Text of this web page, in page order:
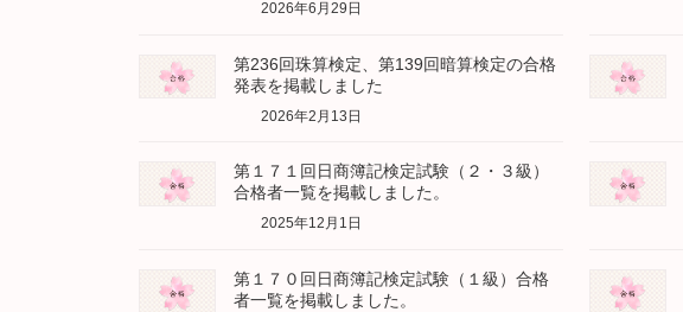
2026年6月29日
第236回珠算検定、第139回暗算検定の合格
発表を掲載しました
2026年2月13日
第１７１回日商簿記検定試験（２・３級）
合格者一覧を掲載しました。
2025年12月1日
第１７０回日商簿記検定試験（１級）合格
者一覧を掲載しました。